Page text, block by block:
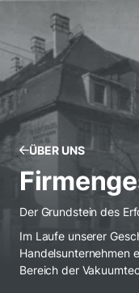
ÜBER UNS
Der Grundstein des
Im Laufe unserer
Handelsunternehmen
Bereich der